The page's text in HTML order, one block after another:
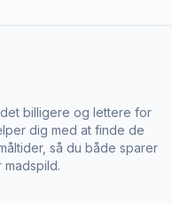
billigere og lettere for
dig med at finde de
så du både sparer